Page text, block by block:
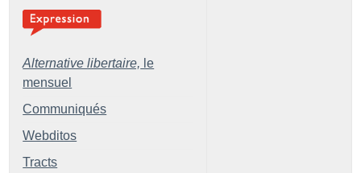
Alternative libertaire, le
mensuel
Communiqués
Webditos
Tracts